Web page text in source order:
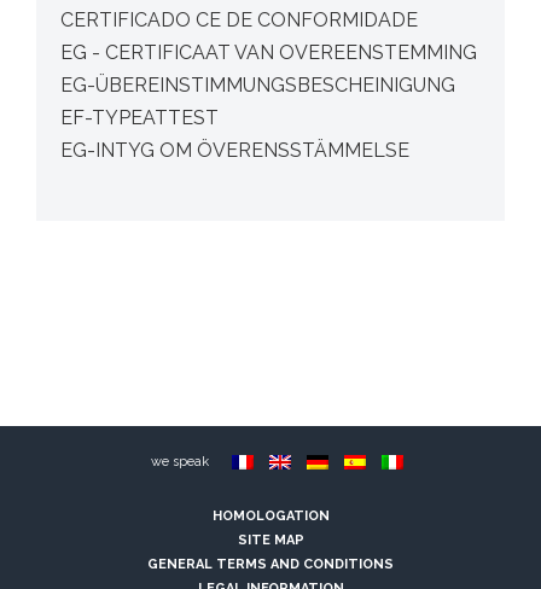
CERTIFICADO CE DE CONFORMIDADE
EG - CERTIFICAAT VAN OVEREENSTEMMING
EG-ÜBEREINSTIMMUNGSBESCHEINIGUNG
EF-TYPEATTEST
EG-INTYG OM ÖVERENSSTÄMMELSE
we speak
HOMOLOGATION
SITE MAP
GENERAL TERMS AND CONDITIONS